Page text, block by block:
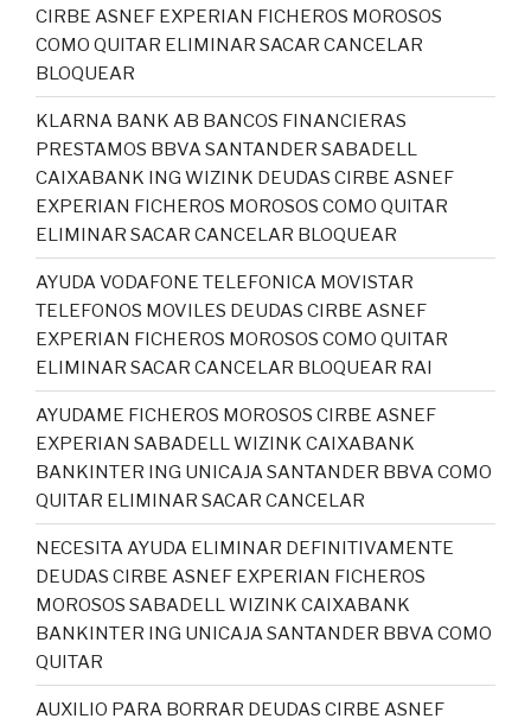
CIRBE ASNEF EXPERIAN FICHEROS MOROSOS
COMO QUITAR ELIMINAR SACAR CANCELAR
BLOQUEAR
KLARNA BANK AB BANCOS FINANCIERAS
PRESTAMOS BBVA SANTANDER SABADELL
CAIXABANK ING WIZINK DEUDAS CIRBE ASNEF
EXPERIAN FICHEROS MOROSOS COMO QUITAR
ELIMINAR SACAR CANCELAR BLOQUEAR
AYUDA VODAFONE TELEFONICA MOVISTAR
TELEFONOS MOVILES DEUDAS CIRBE ASNEF
EXPERIAN FICHEROS MOROSOS COMO QUITAR
ELIMINAR SACAR CANCELAR BLOQUEAR RAI
AYUDAME FICHEROS MOROSOS CIRBE ASNEF
EXPERIAN SABADELL WIZINK CAIXABANK
BANKINTER ING UNICAJA SANTANDER BBVA COMO
QUITAR ELIMINAR SACAR CANCELAR
NECESITA AYUDA ELIMINAR DEFINITIVAMENTE
DEUDAS CIRBE ASNEF EXPERIAN FICHEROS
MOROSOS SABADELL WIZINK CAIXABANK
BANKINTER ING UNICAJA SANTANDER BBVA COMO
QUITAR
AUXILIO PARA BORRAR DEUDAS CIRBE ASNEF